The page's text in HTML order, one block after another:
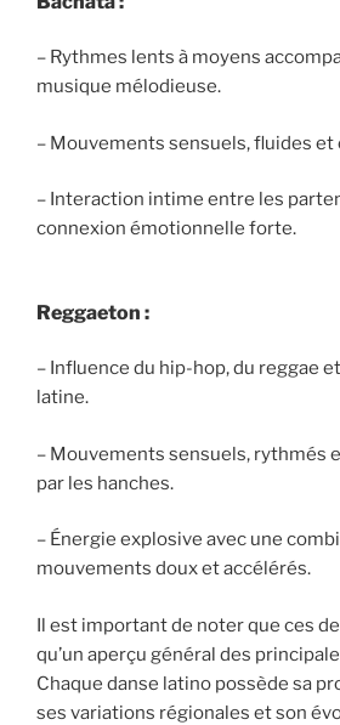
– Rythmes lents à moyens
musique mélodieuse.
– Mouvements sensuels, fluides et
– Interaction intime entre les
connexion émotionnelle forte.
Reggaeton :
– Influence du hip-hop, du reggae
latine.
– Mouvements sensuels, rythmés
par les hanches.
– Énergie explosive avec une
mouvements doux et accélérés.
Il est important de noter que ces
qu’un aperçu général des
Chaque danse latino possède sa
ses variations régionales et son